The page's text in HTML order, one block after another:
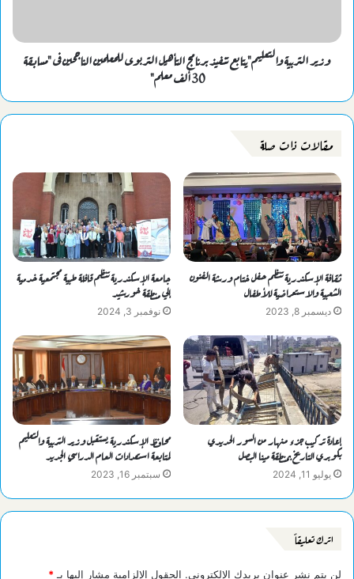
وزير التربية والتعليم"يتابع تنفيذ برنامج التأهيل التربوى للمعلمين الناجحين فى "مسابقة
30 ألف معلم"
مقالات ذات صلة
ثقافة الإسكندرية تنظم حفل ختام ورشة الفنون
الشعبية والاستعراضية للأطفال
ديسمبر 8, 2023
جامعة الإسكندرية تنظم قافلة طبية مجتمعية خدمية
إلي منطقة خورشيد
نوفمبر 3, 2024
إعادة تركيب جزء منهار من السور الحديدي
بكوبري التاريخ بمنطقة مينا البصل
يوليو 11, 2024
محافظ الإسكندرية يستقبل وزير التربية والتعليم
لمتابعة استعدادات العام الدراسي الجديد
سبتمبر 16, 2023
اترك تعليقاً
لن يتم نشر عنوان بريدك الإلكتروني. الحقول الإلزامية مشار إليها بـ *